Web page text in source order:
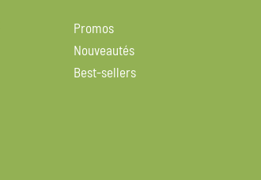
Promos
Nouveautés
Best-sellers